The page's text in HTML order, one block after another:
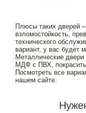
Плюсы таких дверей
взломостойкость,
технического
вариант, у вас будет
Металлические
МДФ с ПВХ,
Посмотреть все
нашем сайте.